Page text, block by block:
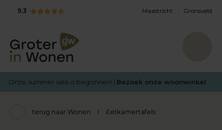
9,3 Maastricht Gronsveld
Onze summer sale is begonnen! | Bezoek onze woonwinkel
terug naar Wonen Eetkamertafels